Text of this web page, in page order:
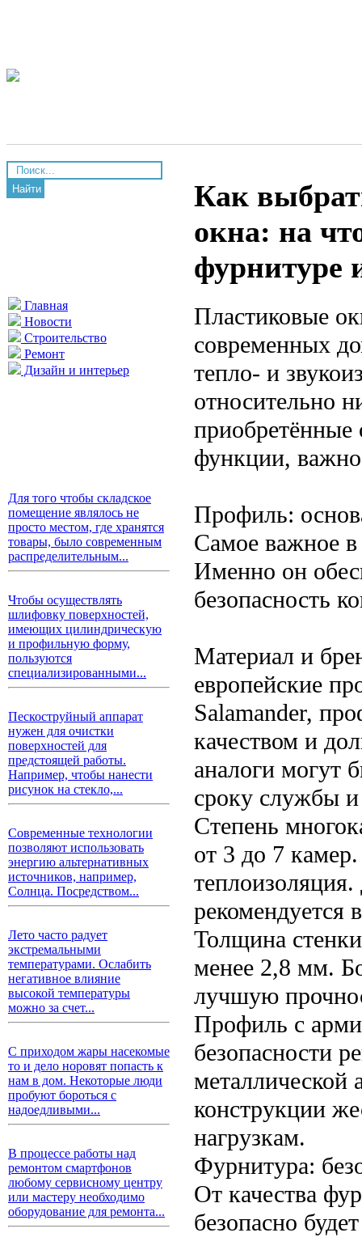
Найти
Главная
Новости
Строительство
Ремонт
Дизайн и интерьер
Для того чтобы складское
помещение являлось не
просто местом, где хранятся
товары, было современным
распределительным...
Чтобы осуществлять
шлифовку поверхностей,
имеющих цилиндрическую
и профильную форму,
пользуются
специализированными...
Пескоструйный аппарат
нужен для очистки
поверхностей для
предстоящей работы.
Например, чтобы нанести
рисунок на стекло,...
Современные технологии
позволяют использовать
энергию альтернативных
источников, например,
Солнца. Посредством...
Лето часто радует
экстремальными
температурами. Ослабить
негативное влияние
высокой температуры
можно за счет...
С приходом жары насекомые
то и дело норовят попасть к
нам в дом. Некоторые люди
пробуют бороться с
надоедливыми...
В процессе работы над
ремонтом смартфонов
любому сервисному центру
или мастеру необходимо
оборудование для ремонта...
Как
окна: на
фурнитуре
Пластиковые
современных
тепло- и
относительно
приобретённые
функции, важно
Профиль:
Самое важное
Именно он
безопасность
Материал и
европейские
Salamander,
качеством и
аналоги могут
сроку службы
Степень
от 3 до 7
рекомендуется
Толщина
менее 2,8 мм.
лучшую
Профиль с
безопасности
металлической
конструкции
нагрузкам.
Фурнитура:
От качества
безопасно